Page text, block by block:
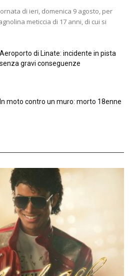
di ieri, domenica 9 agosto, per
meticcia di 17 anni, di cui si
Aeroporto di Linate: incidente in pista
senza gravi conseguenze
In moto contro un muro: morto 18enne